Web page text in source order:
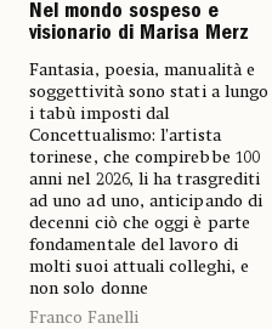
Nel mondo sospeso e
visionario di Marisa Merz
Fantasia, poesia, manualità e
soggettività sono stati a lungo
i tabù imposti dal
Concettualismo: l’artista
torinese, che compirebbe 100
anni nel 2026, li ha trasgrediti
ad uno ad uno, anticipando di
decenni ciò che oggi è parte
fondamentale del lavoro di
molti suoi attuali colleghi, e
non solo donne
Franco Fanelli